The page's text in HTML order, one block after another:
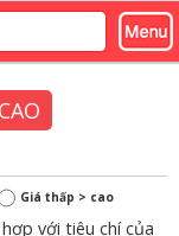
Giá thấp > cao
với tiêu chí của